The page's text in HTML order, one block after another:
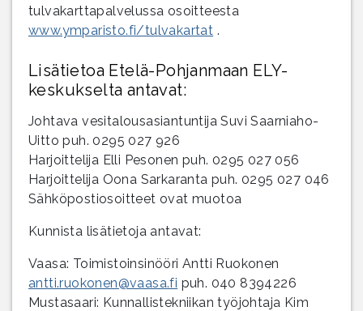
tulvakarttapalvelussa osoitteesta
www.ymparisto.fi/tulvakartat .
Lisätietoa Etelä-Pohjanmaan ELY-
keskukselta antavat:
Johtava vesitalousasiantuntija Suvi Saarniaho-
Uitto puh. 0295 027 926
Harjoittelija Elli Pesonen puh. 0295 027 056
Harjoittelija Oona Sarkaranta puh. 0295 027 046
Sähköpostiosoitteet ovat muotoa
Kunnista lisätietoja antavat:
Vaasa: Toimistoinsinööri Antti Ruokonen
antti.ruokonen@vaasa.fi puh. 040 8394226
Mustasaari: Kunnallistekniikan työjohtaja Kim